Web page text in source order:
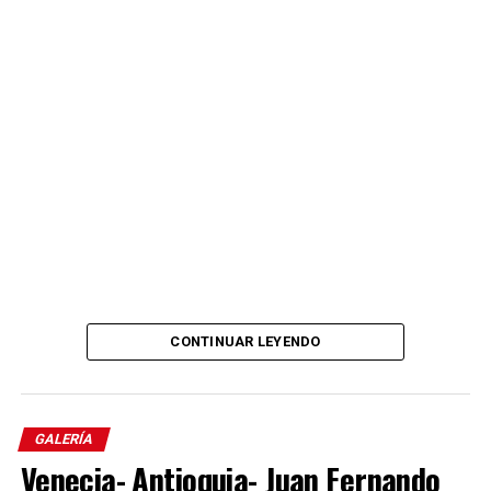
Comparte el artículo:
CONTINUAR LEYENDO
GALERÍA
Venecia- Antioquia- Juan Fernando